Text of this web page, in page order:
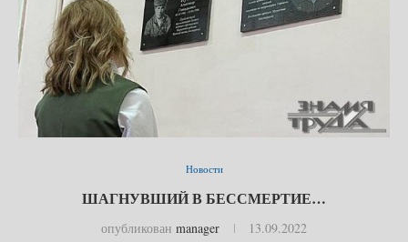
Новости
ШАГНУВШИЙ В БЕССМЕРТИЕ…
опубликован manager
13.09.2022